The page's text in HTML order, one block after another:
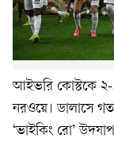
আইভরি কোস্টকে ২-
নরওয়ে। ডালাসে
‘ভাইকিং রো’